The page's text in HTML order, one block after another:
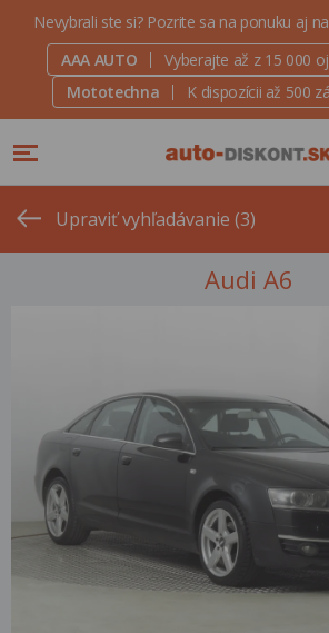
Nevybrali ste si? Pozrite sa na ponuku aj
AAA AUTO
Vyberajte až z 15 000
Mototechna
K dispozícii až 500
Upraviť vyhľadávanie (3)
Audi A6